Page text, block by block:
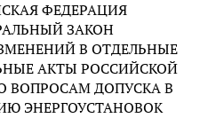
ФЕДЕРАЦИЯ
ЗАКОН
В ОТДЕЛЬНЫЕ
АКТЫ РОССИЙСКОЙ
ВОПРОСАМ ДОПУСКА В
ЭНЕРГОУСТАНОВОК